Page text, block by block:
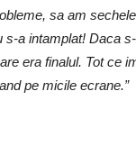
sa am
s-a intamplat! Daca
era finalul. Tot ce
pe micile ecrane.”